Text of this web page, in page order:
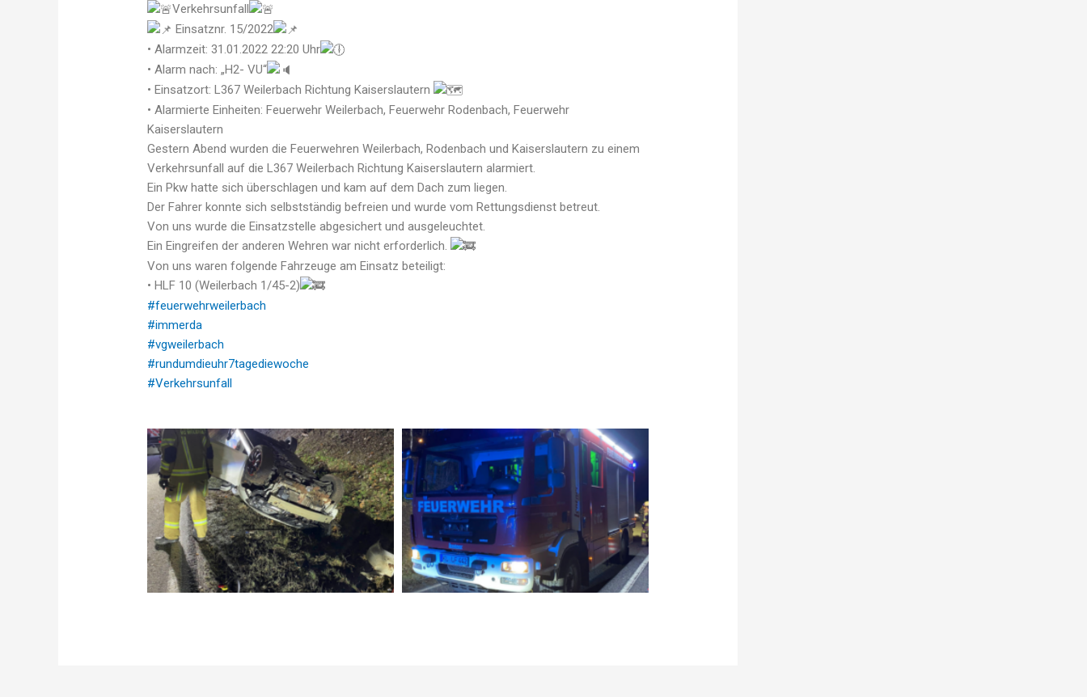
Verkehrsunfall
Einsatznr. 15/2022
• Alarmzeit: 31.01.2022 22:20 Uhr
• Alarm nach: „H2- VU“
• Einsatzort: L367 Weilerbach Richtung Kaiserslautern
• Alarmierte Einheiten: Feuerwehr Weilerbach, Feuerwehr Rodenbach, Feuerwehr
Kaiserslautern
Gestern Abend wurden die Feuerwehren Weilerbach, Rodenbach und Kaiserslautern zu einem
Verkehrsunfall auf die L367 Weilerbach Richtung Kaiserslautern alarmiert.
Ein Pkw hatte sich überschlagen und kam auf dem Dach zum liegen.
Der Fahrer konnte sich selbstständig befreien und wurde vom Rettungsdienst betreut.
Von uns wurde die Einsatzstelle abgesichert und ausgeleuchtet.
Ein Eingreifen der anderen Wehren war nicht erforderlich.
Von uns waren folgende Fahrzeuge am Einsatz beteiligt:
• HLF 10 (Weilerbach 1/45-2)
#feuerwehrweilerbach
#immerda
#vgweilerbach
#rundumdieuhr7tagediewoche
#Verkehrsunfall